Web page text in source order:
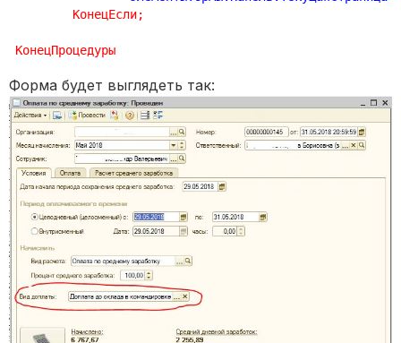
КонецЕсли;
КонецПроцедуры
Форма будет выглядеть так: